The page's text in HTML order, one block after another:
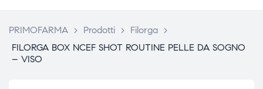
PRIMOFARMA > Prodotti > Filorga >
FILORGA BOX NCEF SHOT ROUTINE PELLE DA SOGNO
– VISO